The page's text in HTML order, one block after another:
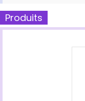
Produits